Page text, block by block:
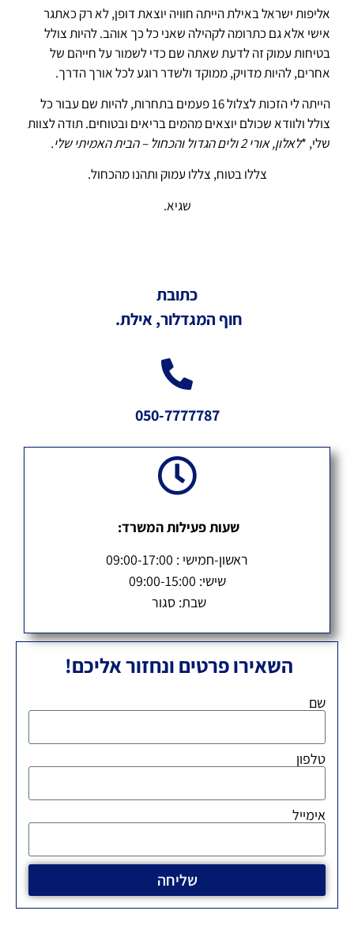
אליפות ישראל באילת הייתה חוויה יוצאת דופן, לא רק כאתגר
אישי אלא גם כתרומה לקהילה שאני כל כך אוהב. להיות צולל
בטיחות עמוק זה לדעת שאתה שם כדי לשמור על חייהם של
אחרים, להיות מדויק, ממוקד ולשדר רוגע לכל אורך הדרך.
הייתה לי הזכות לצלול 16 פעמים בתחרות, להיות שם עבור כל
צולל ולוודא שכולם יוצאים מהמים בריאים ובטוחים. תודה לצוות
שלי, *לאלון, אורי 2 ולים הגדול והכחול – הבית האמיתי שלי.
צללו בטוח, צללו עמוק ותהנו מהכחול.
שגיא.
כתובת
חוף המגדלור, אילת.
050-7777787
שעות פעילות המשרד:
ראשון-חמישי : 09:00-17:00
שישי: 09:00-15:00
שבת: סגור
השאירו פרטים ונחזור אליכם!
שם
טלפון
אימייל
שליחה